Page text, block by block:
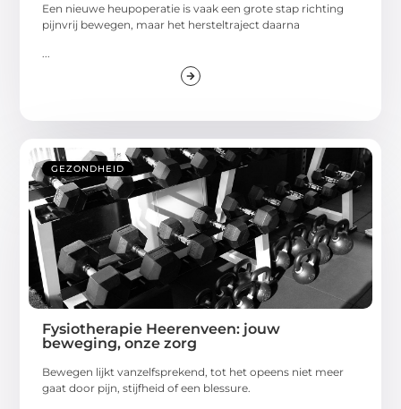
Een nieuwe heupoperatie is vaak een grote stap richting
pijnvrij bewegen, maar het hersteltraject daarna
GEZONDHEID
Fysiotherapie Heerenveen: jouw
beweging, onze zorg
Bewegen lijkt vanzelfsprekend, tot het opeens niet meer
gaat door pijn, stijfheid of een blessure.